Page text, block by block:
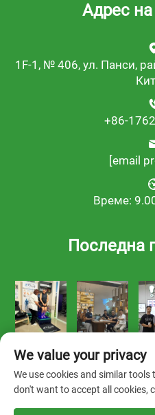
Адрес
1F-1, № 406, ул. Панси,
+86-
[email
Време:
Последна
We value your privacy
We use cookies and similar
don't want to accept all cookies,